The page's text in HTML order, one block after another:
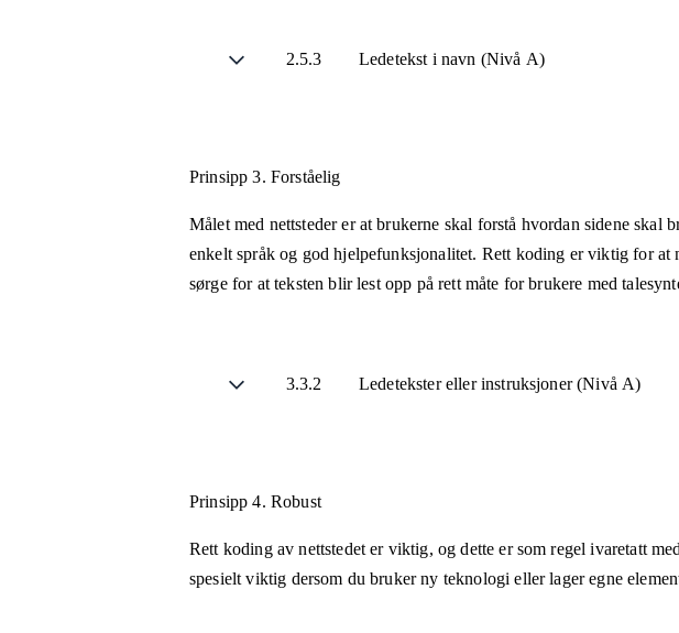
2.5.3 Ledetekst i navn (Nivå A)
Prinsipp 3. Forståelig
Målet med nettsteder er at brukerne skal forstå hvordan sidene skal
enkelt språk og god hjelpefunksjonalitet. Rett koding er viktig for at
sørge for at teksten blir lest opp på rett måte for brukere med
3.3.2 Ledetekster eller instruksjoner (Nivå A)
Prinsipp 4. Robust
Rett koding av nettstedet er viktig, og dette er som regel ivaretatt
spesielt viktig dersom du bruker ny teknologi eller lager egne